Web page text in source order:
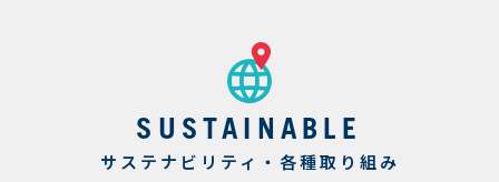
SUSTAINABLE
サステナビリティ・各種取り組み